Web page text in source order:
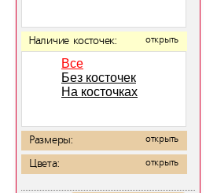
Наличие косточек: открыть
Все
Без косточек
На косточках
Размеры: открыть
Цвета: открыть